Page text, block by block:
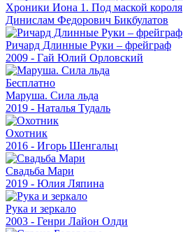
Хроники Иона 1. Под маской короля
Динислам Федорович Бикбулатов
Ричард Длинные Руки – фрейграф
2009 - Гай Юлий Орловский
Бесплатно
Маруша. Сила льда
2019 - Наталья Тудаль
Охотник
2016 - Игорь Шенгальц
Свадьба Мари
2019 - Юлия Ляпина
Рука и зеркало
2003 - Генри Лайон Олди